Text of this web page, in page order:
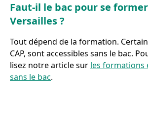
Faut-il le bac pour se
Versailles ?
Tout dépend de la formation.
CAP, sont accessibles sans le bac.
lisez notre article sur les formations
sans le bac.